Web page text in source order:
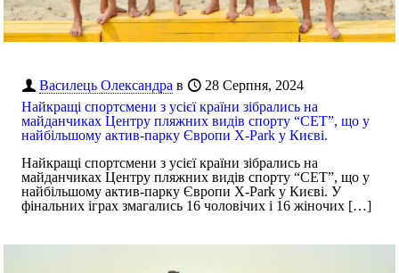
Василець Олександра в
28 Серпня, 2024
Найкращі спортсмени з усієї країни зібрались на
майданчиках Центру пляжних видів спорту “СЕТ”, що у
найбільшому актив-парку Європи X-Park у Києві.
Найкращі спортсмени з усієї країни зібрались на
майданчиках Центру пляжних видів спорту “СЕТ”, що у
найбільшому актив-парку Європи X-Park у Києві. У
фінальних іграх змагались 16 чоловічих і 16 жіночих […]